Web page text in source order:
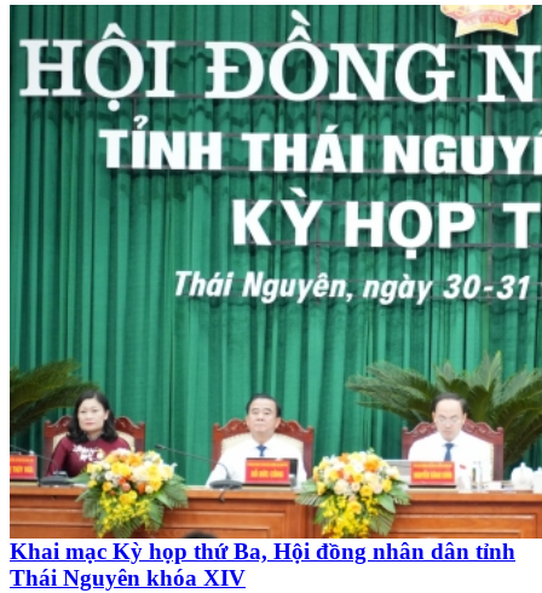
Khai mạc Kỳ họp thứ Ba, Hội đồng nhân dân tỉnh
Thái Nguyên khóa XIV